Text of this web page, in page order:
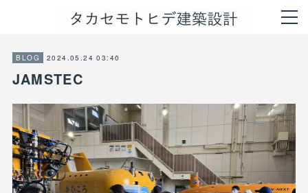
BLOG 2024.05.24 03:40
JAMSTEC